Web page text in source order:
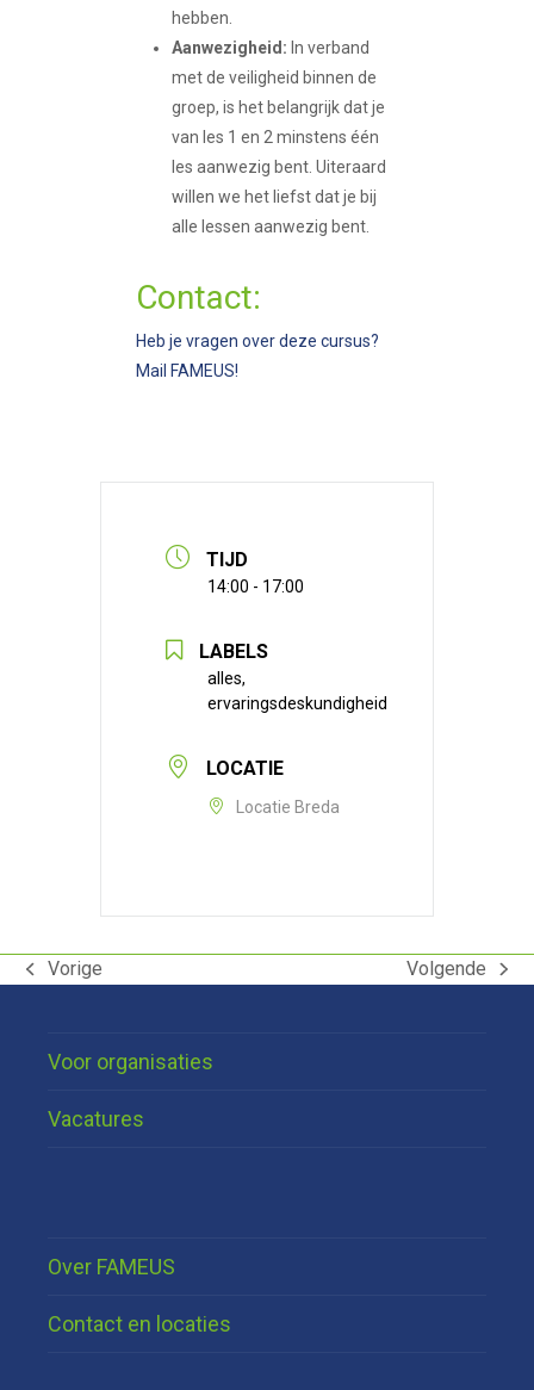
hebben.
Aanwezigheid: In verband
met de veiligheid binnen de
groep, is het belangrijk dat je
van les 1 en 2 minstens één
les aanwezig bent. Uiteraard
willen we het liefst dat je bij
alle lessen aanwezig bent.
Contact:
Heb je vragen over deze cursus?
Mail FAMEUS!
TIJD
14:00 - 17:00
LABELS
alles,
ervaringsdeskundigheid
LOCATIE
Locatie Breda
previous
Vorige
next
Volgende
Voor organisaties
Vacatures
Over FAMEUS
Contact en locaties